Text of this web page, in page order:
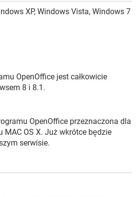
XP, Windows Vista, Windows 7
OpenOffice jest całkowicie
8 i 8.1.
OpenOffice przeznaczona dla
OS X. Już wkrótce będzie
serwisie.